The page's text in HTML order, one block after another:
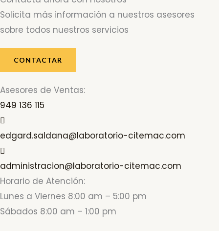
Solicita más información a nuestros asesores
sobre todos nuestros servicios
CONTACTAR
Asesores de Ventas:
949 136 115
edgard.saldana@laboratorio-citemac.com
administracion@laboratorio-citemac.com
Horario de Atención:
Lunes a Viernes 8:00 am – 5:00 pm
Sábados 8:00 am – 1:00 pm